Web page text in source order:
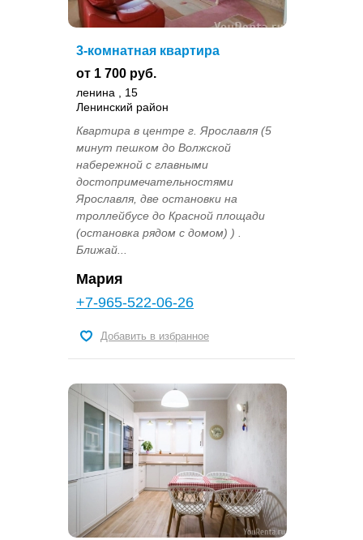
3-комнатная квартира
от 1 700 руб.
ленина , 15
Ленинский район
Квартира в центре г. Ярославля (5
минут пешком до Волжской
набережной с главными
достопримечательностями
Ярославля, две остановки на
троллейбусе до Красной площади
(остановка рядом с домом) ) .
Ближай...
Мария
+7-965-522-06-26
Добавить в избранное